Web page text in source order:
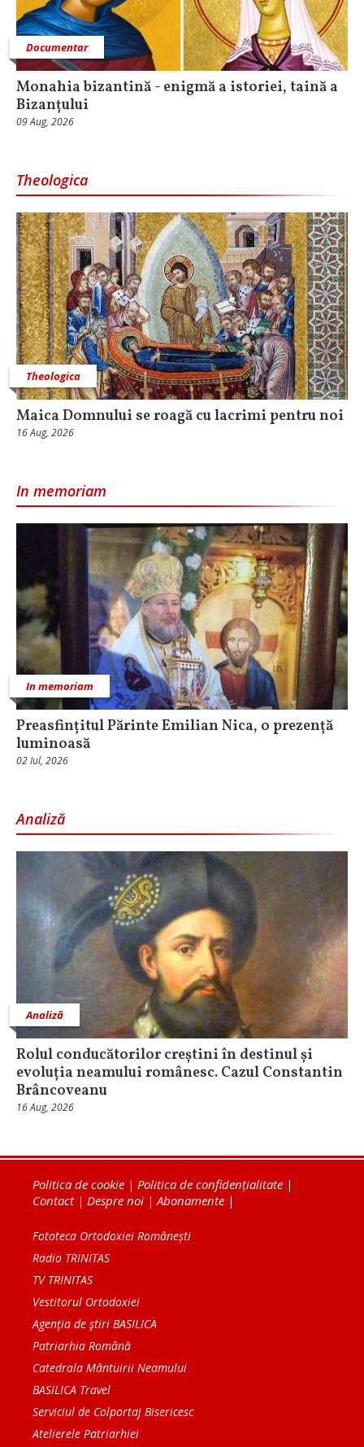
Documentar
Monahia bizantină - enigmă a istoriei, taină a
Bizanțului
09 Aug, 2026
Theologica
Theologica
Maica Domnului se roagă cu lacrimi pentru noi
16 Aug, 2026
In memoriam
In memoriam
Preasfințitul Părinte Emilian Nica, o prezență
luminoasă
02 Iul, 2026
Analiză
Analiză
Rolul conducătorilor creștini în destinul și
evoluția neamului românesc. Cazul Constantin
Brâncoveanu
16 Aug, 2026
Politica de cookie | Politica de confidențialitate |
Contact| Despre noi | Abonamente |
Fototeca Ortodoxiei Românești
Radio TRINITAS
TV TRINITAS
Vestitorul Ortodoxiei
Agenţia de ştiri BASILICA
Patriarhia Română
Catedrala Mântuirii Neamului
BASILICA Travel
Serviciul de Colportaj Bisericesc
Atelierele Patriarhiei